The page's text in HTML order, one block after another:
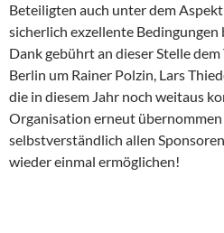
Beteiligten auch unter dem
sicherlich exzellente
Dank gebührt an dieser Stelle
Berlin um Rainer Polzin, Lars
die in diesem Jahr noch weitaus
Organisation erneut
selbstverständlich allen
wieder einmal ermöglichen!